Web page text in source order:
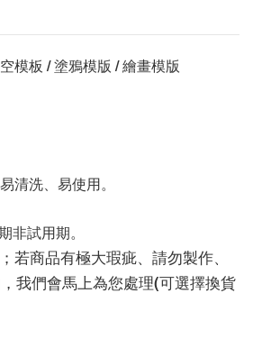
模板 / 塗鴉模版 / 繪畫模版
清洗、易使用。
非試用期。
若商品有極大瑕疵、請勿製作、
我們會馬上為您處理(可選擇換貨